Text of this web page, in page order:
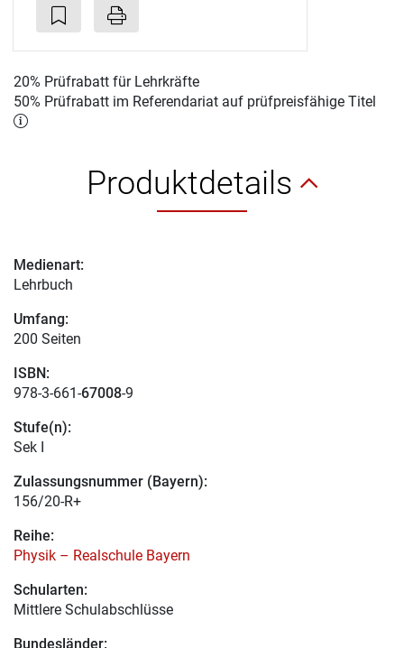
20% Prüfrabatt für Lehrkräfte
50% Prüfrabatt im Referendariat auf prüfpreisfähige Titel
Produktdetails
Medienart:
Lehrbuch
Umfang:
200 Seiten
ISBN:
978-3-661-67008-9
Stufe(n):
Sek I
Zulassungsnummer (Bayern):
156/20-R+
Reihe:
Physik – Realschule Bayern
Schularten:
Mittlere Schulabschlüsse
Bundesländer: